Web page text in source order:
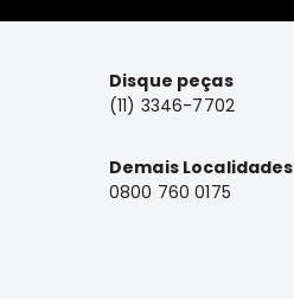
Disque peças
(11) 3346-7702
Demais Localidades
0800 760 0175